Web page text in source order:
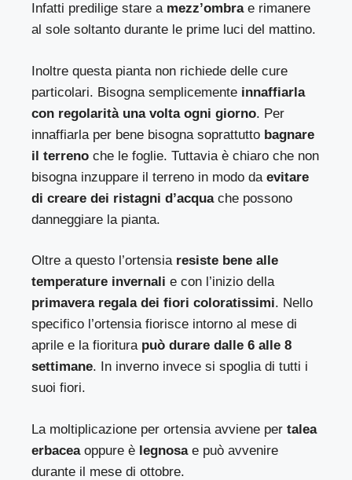
Infatti predilige stare a mezz’ombrae rimanere
al sole soltanto durante le prime luci del mattino.
Inoltre questa pianta non richiede delle cure
particolari. Bisogna semplicemente innaffiarla
con regolarità una volta ogni giorno. Per
innaffiarla per bene bisogna soprattutto bagnare
il terreno che le foglie. Tuttavia è chiaro che non
bisogna inzuppare il terreno in modo daevitare
di creare dei ristagni d’acquache possono
danneggiare la pianta.
Oltre a questo l’ortensia resiste bene alle
temperature invernali e con l’inizio della
primavera regala dei fiori coloratissimi. Nello
specifico l’ortensia fiorisce intorno al mese di
aprile e la fioritura può durare dalle 6 alle 8
settimane. In inverno invece si spoglia di tutti i
suoi fiori.
La moltiplicazione per ortensia avviene pertalea
erbaceaoppure è legnosae può avvenire
durante il mese di ottobre.